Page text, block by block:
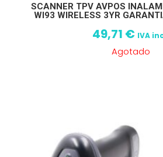
SCANNER TPV AVPOS
WI93 WIRELESS 3YR
49,71 € IVA
Agotado